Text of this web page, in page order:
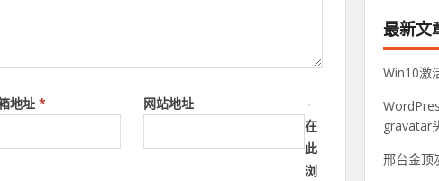
地址 *
网站地址
在
此
浏
最新文
Win10激
gravatar
邢台金顶